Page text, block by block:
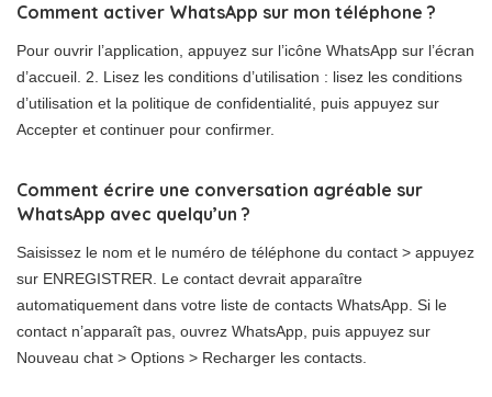
Comment activer WhatsApp sur mon téléphone ?
Pour ouvrir l’application, appuyez sur l’icône WhatsApp sur l’écran
d’accueil. 2. Lisez les conditions d’utilisation : lisez les conditions
d’utilisation et la politique de confidentialité, puis appuyez sur
Accepter et continuer pour confirmer.
Comment écrire une conversation agréable sur
WhatsApp avec quelqu’un ?
Saisissez le nom et le numéro de téléphone du contact > appuyez
sur ENREGISTRER. Le contact devrait apparaître
automatiquement dans votre liste de contacts WhatsApp. Si le
contact n’apparaît pas, ouvrez WhatsApp, puis appuyez sur
Nouveau chat > ​​​​Options > Recharger les contacts.